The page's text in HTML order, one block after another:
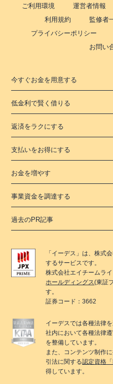
ご利用環境 運営者情報
利用規約
監修者
プライバシーポリシー
お問い
今すぐお金を用意する
低金利で賢く借りる
返済をラクにする
支払いをお得にする
お金を増やす
事業資金を調達する
過去のPR記事
「 イーデス 」は、株式
するサービスです。
株式会社エイチームラ
ホールディングス(東証
す。
証券コード：3662
イーデスでは各種法律
社内において各種法律
を整備しています。
また、コンテンツ制作
引法に関する認定資格「
得しています。